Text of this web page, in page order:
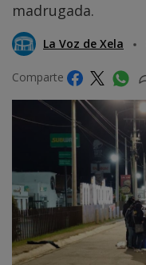
madrugada.
La Voz de Xela
Comparte